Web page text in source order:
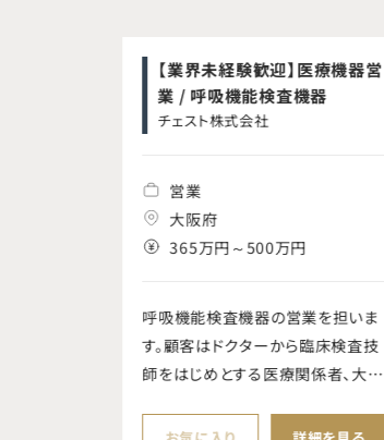
【業界未経験歓迎】医療機器営
業 / 呼吸機能検査機器
チェスト株式会社
営業
大阪府
365万円～500万円
呼吸機能検査機器の営業を担いま
す。顧客はドクターから臨床検査技
師をはじめとする医療関係者、大学
で幅広い顧客を担当いただきます。